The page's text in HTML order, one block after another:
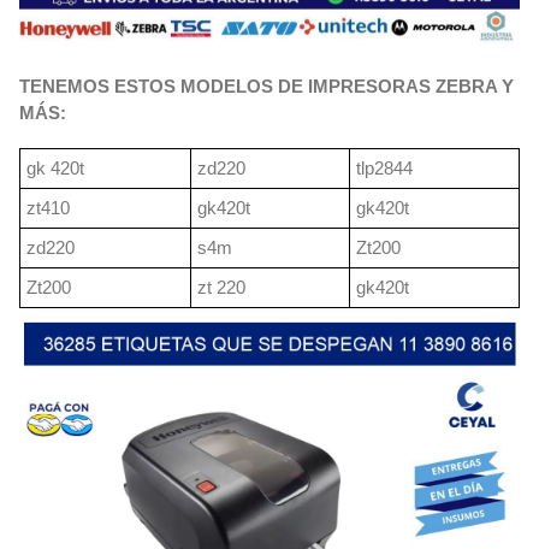
TENEMOS ESTOS MODELOS DE IMPRESORAS ZEBRA Y
MÁS:
gk 420t zd220
tlp2844
zt410
gk420t
gk420t
zd220
s4m
Zt200
Zt200
zt 220 gk420t